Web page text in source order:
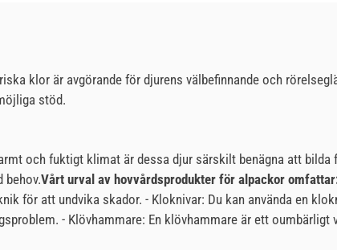
klor är avgörande för djurens välbefinnande och
stöd.
och fuktigt klimat är dessa djur särskilt benägna att bilda
behov.Vårt urval av hovvårdsprodukter för alpackor
för att undvika skador. - Kloknivar: Du kan använda en
- Klövhammare: En klövhammare är ett oumbärligt